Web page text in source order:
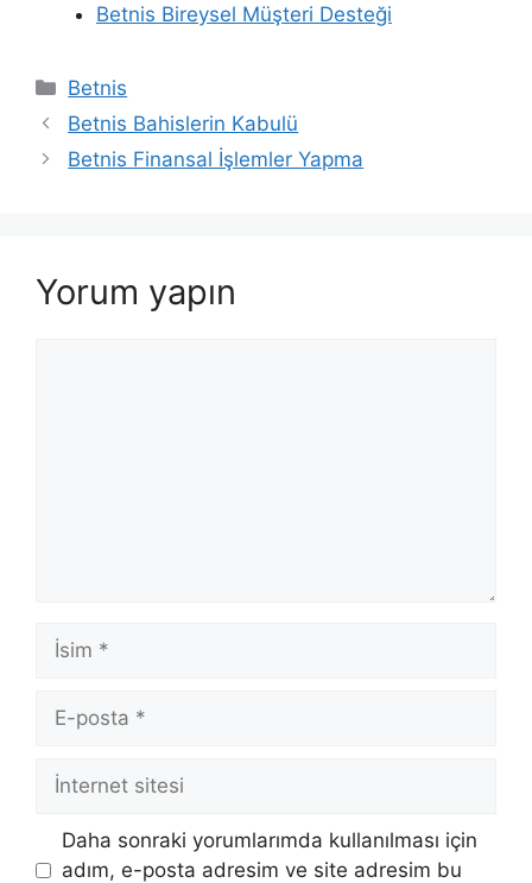
Betnis Bireysel Müşteri Desteği
Kategoriler
Betnis
Betnis Bahislerin Kabulü
Betnis Finansal İşlemler Yapma
Yorum yapın
İsim
posta
İnternet
sitesi
Daha sonraki yorumlarımda kullanılması için
adım, e-posta adresim ve site adresim bu